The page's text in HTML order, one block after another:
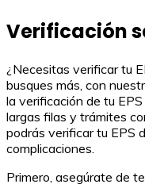
Verificación
¿Necesitas verificar tu
busques más, con
la verificación de tu
largas filas y trámites
podrás verificar tu EPS
complicaciones.
Primero, asegúrate de